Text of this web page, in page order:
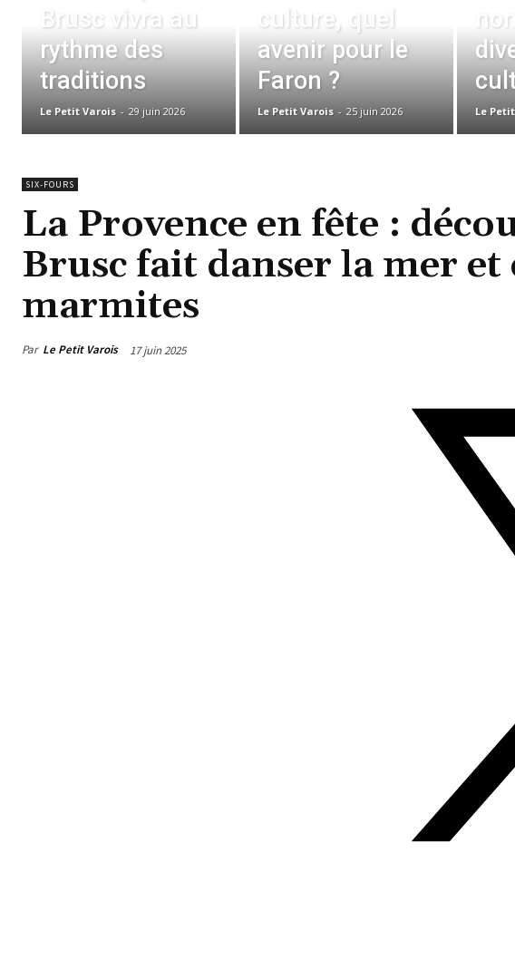
Brusc vivra au
rythme des
traditions
Le Petit Varois - 29 juin 2026
culture, quel
avenir pour le
Faron ?
Le Petit Varois - 25 juin 2026 Le
SIX-FOURS
La Provence en fête :
Brusc fait danser la mer et
marmites
Par Le Petit Varois 17 juin 2025